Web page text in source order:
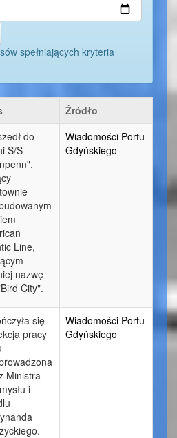
spełniających kryteria
Źródło
do
S/S
Line,
nazwę
City".
Wiadomości Portu
Gdyńskiego
się
pracy
Ministra
i
Wiadomości Portu
Gdyńskiego